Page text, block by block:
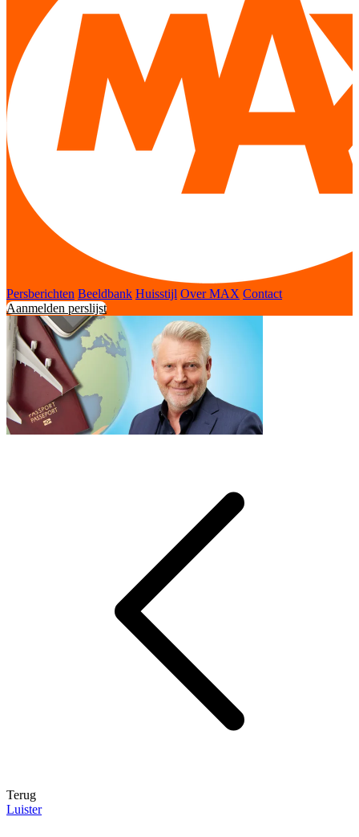
Persberichten Beeldbank Huisstijl Over MAX Contact
Aanmelden perslijst
Terug
Luister